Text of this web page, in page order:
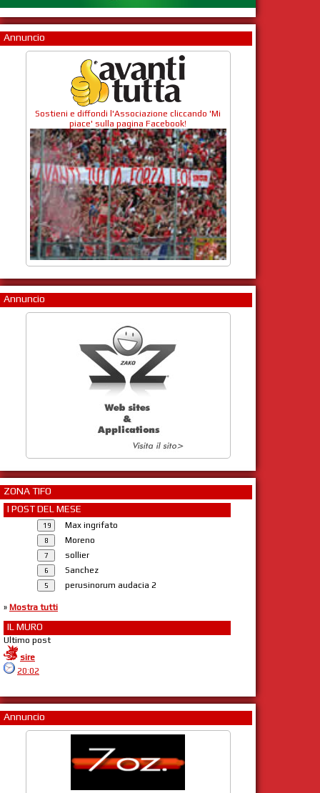
Annuncio
Sostieni e diffondi l'Associazione cliccando 'Mi
piace' sulla pagina Facebook!
Annuncio
ZONA TIFO
I POST DEL MESE
Max ingrifato
Moreno
sollier
Sanchez
perusinorum audacia 2
» Mostra tutti
IL MURO
Ultimo post
sire
20:02
Annuncio